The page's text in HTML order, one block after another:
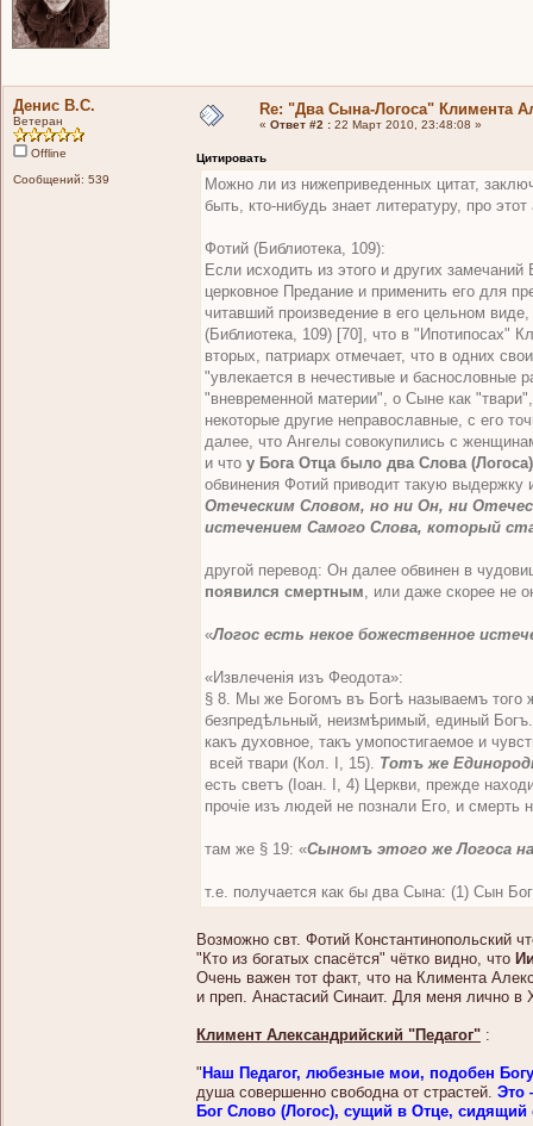
Денис В.С.
Ветеран
Offline
Сообщений: 539
Re: "Два Сына-Логоса" Климента
« Ответ #2 : 22 Март 2010, 23:48:08 »
Цитировать
Можно ли из нижеприведенных цитат,
быть, кто-нибудь знает литературу, про
Фотий (Библиотека, 109):
Если исходить из этого и других
церковное Предание и применить его для
читавший произведение в его цельном
(Библиотека, 109) [70], что в "Ипотипосах"
вторых, патриарх отмечает, что в одних
"увлекается в нечестивые и баснословные
"вневременной материи", о Сыне как
некоторые другие неправославные, с его
далее, что Ангелы совокупились с
и что у Бога Отца было два Слова (Логоса)
обвинения Фотий приводит такую выдержку
Отеческим Словом, но ни Он, ни
истечением Самого Слова, который
другой перевод: Он далее обвинен в
появился смертным , или даже скорее не
«Логос есть некое божественное
«Извлеченія изъ Феодота»:
§ 8. Мы же Богомъ въ Богѣ называемъ того
безпредѣльный, неизмѣримый, единый
какъ духовное, такъ умопостигаемое и
всей твари (Кол. I, 15). Тотъ же
есть светъ (Іоан. I, 4) Церкви, прежде
прочіе изъ людей не познали Его, и смерть
там же § 19: «Сыномъ этого же Логоса
т.е. получается как бы два Сына: (1) Сын
Возможно свт. Фотий Константинопольский
"Кто из богатых спасётся" чётко видно, что
Очень важен тот факт, что на Климента
и преп. Анастасий Синаит. Для меня лично
Климент Александрийский "Педагог" :
"Наш Педагог, любезные мои, подобен
душа совершенно свободна от страстей. Это
Бог Слово (Логос), сущий в Отце,